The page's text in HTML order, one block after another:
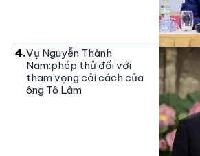
4.Vụ Nguyễn Thành
Nam:phép thử đối với
tham vọng cải cách của
ông Tô Lâm